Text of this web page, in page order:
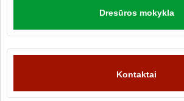
Dresūros mokykla
Kontaktai